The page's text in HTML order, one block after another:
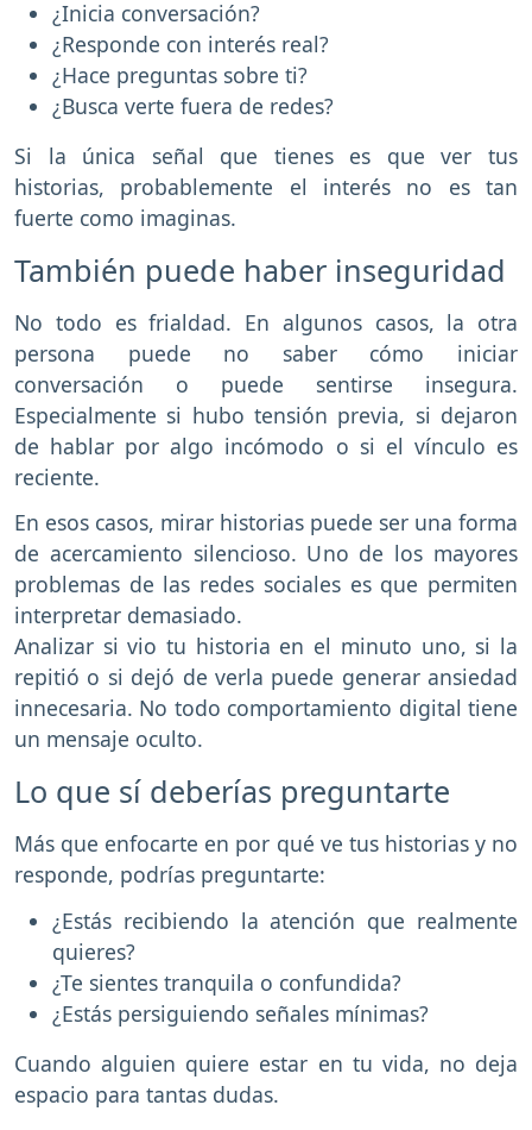
¿Inicia conversación?
¿Responde con interés real?
¿Hace preguntas sobre ti?
¿Busca verte fuera de redes?
Si la única señal que tienes es que ver tus
historias, probablemente el interés no es tan
fuerte como imaginas.
También puede haber inseguridad
No todo es frialdad. En algunos casos, la otra
persona puede no saber cómo iniciar
conversación o puede sentirse insegura.
Especialmente si hubo tensión previa, si dejaron
de hablar por algo incómodo o si el vínculo es
reciente.
En esos casos, mirar historias puede ser una forma
de acercamiento silencioso. Uno de los mayores
problemas de las redes sociales es que permiten
interpretar demasiado.
Analizar si vio tu historia en el minuto uno, si la
repitió o si dejó de verla puede generar ansiedad
innecesaria. No todo comportamiento digital tiene
un mensaje oculto.
Lo que sí deberías preguntarte
Más que enfocarte en por qué ve tus historias y no
responde, podrías preguntarte:
¿Estás recibiendo la atención que realmente
quieres?
¿Te sientes tranquila o confundida?
¿Estás persiguiendo señales mínimas?
Cuando alguien quiere estar en tu vida, no deja
espacio para tantas dudas.